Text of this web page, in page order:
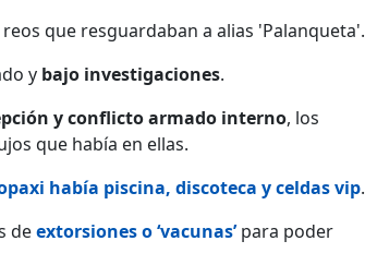
que resguardaban a alias 'Palanqueta'.
y bajo investigaciones.
y conflicto armado interno, los
que había en ellas.
había piscina, discoteca y celdas vip.
deextorsiones o ‘vacunas’para poder